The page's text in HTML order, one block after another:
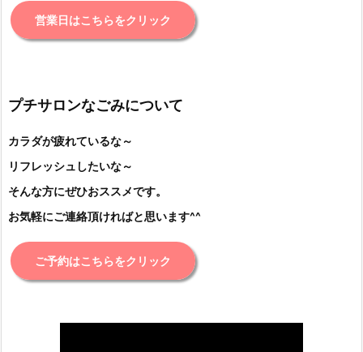
営業日はこちらをクリック
プチサロンなごみについて
カラダが疲れているな～
リフレッシュしたいな～
そんな方にぜひおススメです。
お気軽にご連絡頂ければと思います^^
ご予約はこちらをクリック